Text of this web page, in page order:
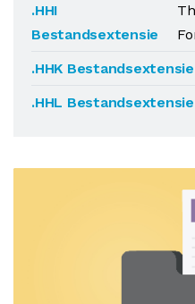
.HHI
Bestandsextensie
.HHK Bestandsextensie
.HHL Bestandsextensie